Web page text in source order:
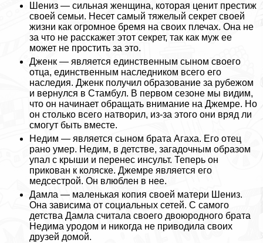
Шениз — сильная женщина, которая ценит престиж
своей семьи. Несет самый тяжелый секрет своей
жизни как огромное бремя на своих плечах. Она не
за что не расскажет этот секрет, так как муж ее
может не простить за это.
Дженк — является единственным сыном своего
отца, единственным наследником всего его
наследия. Дженк получил образование за рубежом
и вернулся в Стамбул. В первом сезоне мы видим,
что он начинает обращать внимание на Джемре. Но
он столько всего натворил, из-за этого они вряд ли
смогут быть вместе.
Недим — является сыном брата Агаха. Его отец
рано умер. Недим, в детстве, загадочным образом
упал с крыши и перенес инсульт. Теперь он
прикован к коляске. Джемре является его
медсестрой. Он влюблен в нее.
Дамла — маленькая копия своей матери Шениз.
Она зависима от социальных сетей. С самого
детства Дамла считала своего двоюродного брата
Недима уpoдом и никогда не приводила своих
друзей домой.